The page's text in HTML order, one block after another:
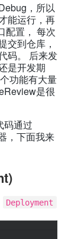
，所以
能运行，再
配置， 每次
交到仓库，
码。 后来发
是开发期
功能有大量
是很
码通过
，下面我来
Deployment